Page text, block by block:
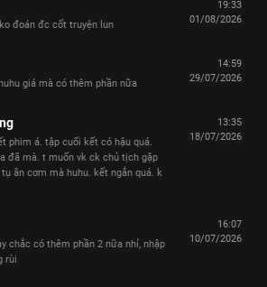
đoán đc cốt truyện lun
19:33
01/08/2026
giá mà có thêm phần nữa
14:59
29/07/2026
phim á. tập cuối kết có hậu quá.
đã mà. t muốn vk ck chủ tịch gặp
ăn cơm mà huhu. kết ngắn quá. k
13:35
18/07/2026
chắc có thêm phần 2 nữa nhỉ, nhập
rùi
16:07
10/07/2026